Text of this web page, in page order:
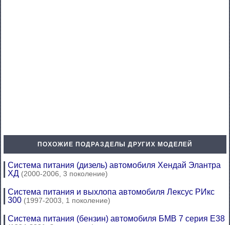
ПОХОЖИЕ ПОДРАЗДЕЛЫ ДРУГИХ МОДЕЛЕЙ
Система питания (дизель) автомобиля Хендай Элантра
ХД (2000-2006, 3 поколение)
Система питания и выхлопа автомобиля Лексус РИкс
300 (1997-2003, 1 поколение)
Система питания (бензин) автомобиля БМВ 7 серия Е38